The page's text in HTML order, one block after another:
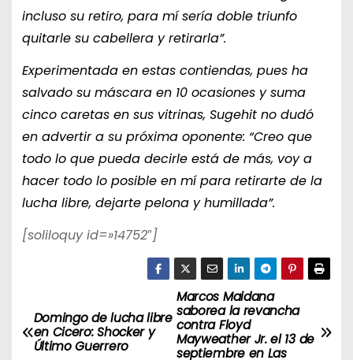
incluso su retiro, para mí sería doble triunfo
quitarle su cabellera y retirarla”.
Experimentada en estas contiendas, pues ha
salvado su máscara en 10 ocasiones y suma
cinco caretas en sus vitrinas, Sugehit no dudó
en advertir a su próxima oponente: “Creo que
todo lo que pueda decirle está de más, voy a
hacer todo lo posible en mí para retirarte de la
lucha libre, dejarte pelona y humillada”.
[soliloquy id=»14752″]
N
a
Marcos Maidana
saborea la revancha
contra Floyd
Mayweather Jr. el 13 de
septiembre en Las
Domingo de lucha libre
en Cicero: Shocker y
Último Guerrero